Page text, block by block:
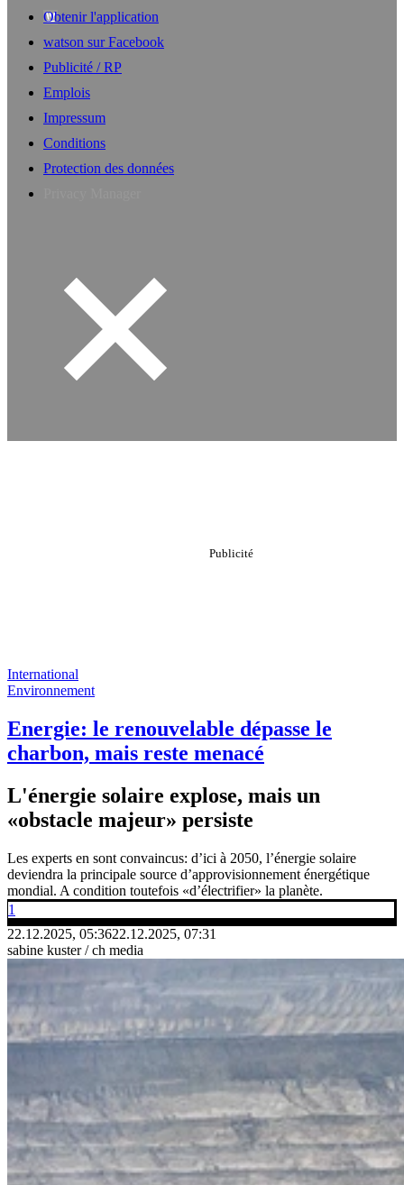
Obtenir l'application
watson sur Facebook
Publicité / RP
Emplois
Impressum
Conditions
Protection des données
International
Environnement
Energie: le renouvelable dépasse le
charbon, mais reste menacé
L'énergie solaire explose, mais un
«obstacle majeur» persiste
Les experts en sont convaincus: d’ici à 2050, l’énergie solaire
deviendra la principale source d’approvisionnement énergétique
mondial. A condition toutefois «d’électrifier» la planète.
1
22.12.2025, 05:3622.12.2025, 07:31
sabine kuster / ch media